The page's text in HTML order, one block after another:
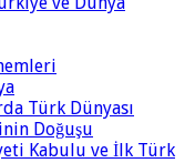
Türk Dünyası
Doğuşu
Kabulu ve İlk Türk